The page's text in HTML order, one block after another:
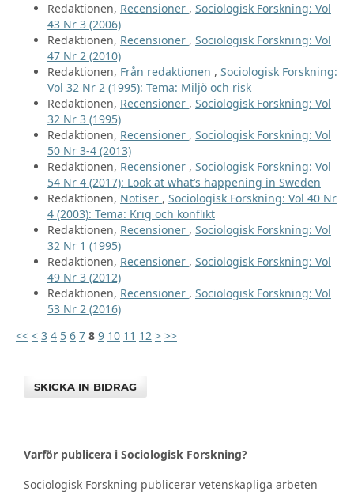
Redaktionen, Recensioner , Sociologisk Forskning: Vol
43 Nr 3 (2006)
Redaktionen, Recensioner , Sociologisk Forskning: Vol
47 Nr 2 (2010)
Redaktionen, Från redaktionen , Sociologisk Forskning:
Vol 32 Nr 2 (1995): Tema: Miljö och risk
Redaktionen, Recensioner , Sociologisk Forskning: Vol
32 Nr 3 (1995)
Redaktionen, Recensioner , Sociologisk Forskning: Vol
50 Nr 3-4 (2013)
Redaktionen, Recensioner , Sociologisk Forskning: Vol
54 Nr 4 (2017): Look at what’s happening in Sweden
Redaktionen, Notiser , Sociologisk Forskning: Vol 40 Nr
4 (2003): Tema: Krig och konflikt
Redaktionen, Recensioner , Sociologisk Forskning: Vol
32 Nr 1 (1995)
Redaktionen, Recensioner , Sociologisk Forskning: Vol
49 Nr 3 (2012)
Redaktionen, Recensioner , Sociologisk Forskning: Vol
53 Nr 2 (2016)
<< < 3 4 5 6 7 8 9 10 11 12 > >>
SKICKA IN BIDRAG
Varför publicera i Sociologisk Forskning?
Sociologisk Forskning publicerar vetenskapliga arbeten